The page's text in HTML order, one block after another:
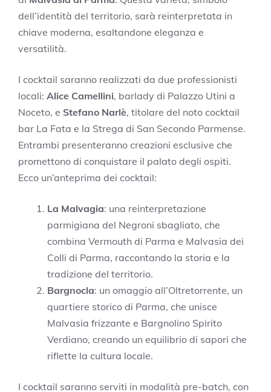
dell’identità del territorio, sarà reinterpretata in
chiave moderna, esaltandone eleganza e
versatilità.
I cocktail saranno realizzati da due professionisti
locali: Alice Camellini, barlady di Palazzo Utini a
Noceto, e Stefano Narlè, titolare del noto cocktail
bar La Fata e la Strega di San Secondo Parmense.
Entrambi presenteranno creazioni esclusive che
promettono di conquistare il palato degli ospiti.
Ecco un’anteprima dei cocktail:
La Malvagia: una reinterpretazione
parmigiana del Negroni sbagliato, che
combina Vermouth di Parma e Malvasia dei
Colli di Parma, raccontando la storia e la
tradizione del territorio.
Bargnocla: un omaggio all’Oltretorrente, un
quartiere storico di Parma, che unisce
Malvasia frizzante e Bargnolino Spirito
Verdiano, creando un equilibrio di sapori che
riflette la cultura locale.
I cocktail saranno serviti in modalità pre-batch, con